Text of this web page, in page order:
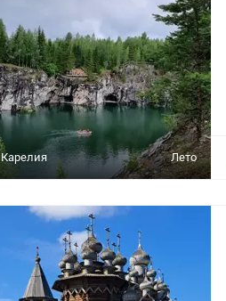
Карелия Лето